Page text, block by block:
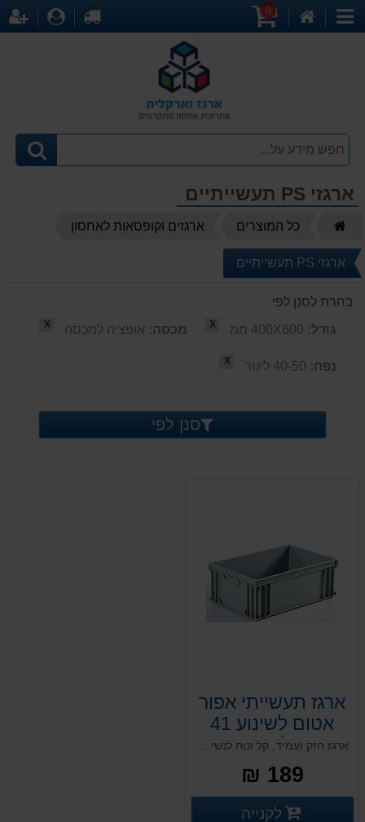
קטגוריות
0
לקופה
ארגזי PS תעשייתיים
כל המוצרים ארגזים וקופסאות לאחסון
ארגזי PS תעשייתיים
בחרת לסנן לפי
גודל:
X מכסה: אופציה למכסה X
נפח: X
סנן לפי
ארגז תעשייתי אפור
אטום לשינוע 41
ליטר
ארגז חזק ועמיד, קל ונוח לנשיאה. מותאם לשינוע פנים וחוץ ובעל מכסה תואם ואפשרות להוספת מדבקות בר קוד ייחודיות המאפשרות זיהוי ייחודי של כל ארגז ואופטימליות לשם מעקב לאורך כל שלבי התהליך. מומלץ לעבודה עם בצקים בשלב התפחתם וגם עבור תעשיית הפארמה
189 ₪
פרטים נוספים
לקנייה